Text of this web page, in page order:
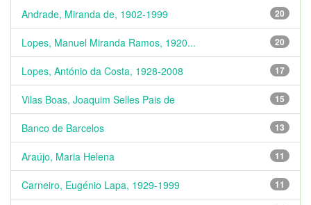
20
Andrade, Miranda de, 1902-1999
20
Lopes, Manuel Miranda Ramos, 1920...
17
Lopes, António da Costa, 1928-2008
15
Vilas Boas, Joaquim Selles Pais de
13
Banco de Barcelos
11
Araújo, Maria Helena
11
Carneiro, Eugénio Lapa, 1929-1999